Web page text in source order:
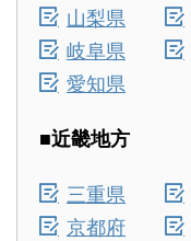
山梨県
岐阜県
愛知県
■近畿地方
三重県
京都府